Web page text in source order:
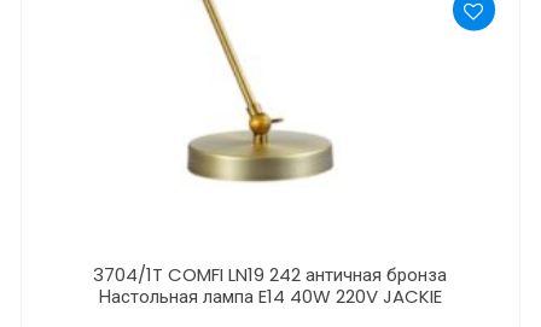
3704/1T COMFI LN19 242 античная бронза
Настольная лампа E14 40W 220V JACKIE